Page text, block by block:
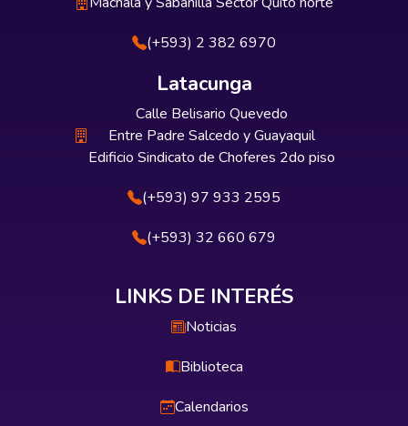
(+593) 2 382 6970
Latacunga
Calle Belisario Quevedo
Entre Padre Salcedo y Guayaquil
Edificio Sindicato de Choferes 2do piso
(+593) 97 933 2595
(+593) 32 660 679
LINKS DE INTERÉS
Noticias
Biblioteca
Calendarios